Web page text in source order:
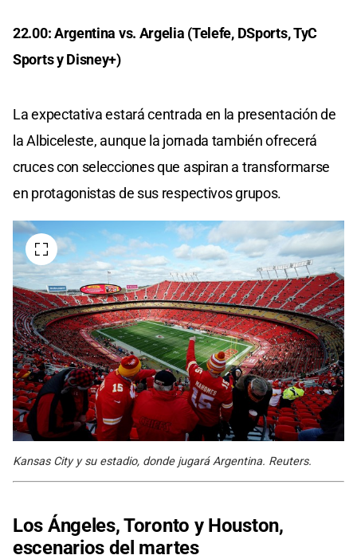
22.00: Argentina vs. Argelia (Telefe, DSports, TyC
Sports y Disney+)
La expectativa estará centrada en la presentación de
la Albiceleste, aunque la jornada también ofrecerá
cruces con selecciones que aspiran a transformarse
en protagonistas de sus respectivos grupos.
Kansas City y su estadio, donde jugará Argentina. Reuters.
Los Ángeles, Toronto y Houston,
escenarios del martes